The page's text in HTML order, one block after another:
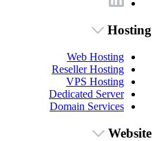
Hosting
Web Hosting
Reseller Hosting
VPS Hosting
Dedicated Server
Domain Services
Website